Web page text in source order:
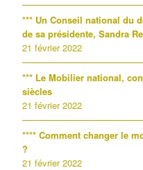
*** Un Conseil national du
de sa présidente, Sandra
21 février 2022
*** Le Mobilier national,
siècles
21 février 2022
**** Comment changer le
?
21 février 2022